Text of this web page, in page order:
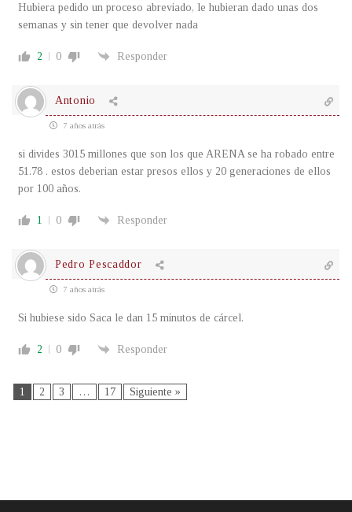
Hubiera pedido un proceso abreviado, le hubieran dado unas dos
semanas y sin tener que devolver nada
2 0 Responder
Antonio
7 años atrás
si divides 3015 millones que son los que ARENA se ha robado entre
51.78 . estos deberian estar presos ellos y 20 generaciones de ellos
por 100 años.
1 0 Responder
Pedro Pescaddor
7 años atrás
Si hubiese sido Saca le dan 15 minutos de cárcel.
2 0 Responder
1 2 3 … 17 Siguiente »